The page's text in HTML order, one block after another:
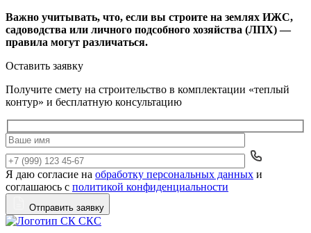
Важно учитывать, что, если вы строите на землях ИЖС,
садоводства или личного подсобного хозяйства (ЛПХ) —
правила могут различаться.
Оставить заявку
Получите смету на строительство в комплектации «теплый
контур» и бесплатную консультацию
Да
Я даю согласие на обработку персональных данных и
соглашаюсь с политикой конфиденциальности
Отправить заявку